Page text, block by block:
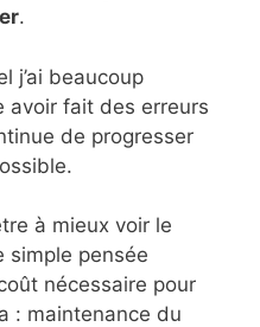
.
j’ai beaucoup
avoir fait des erreurs
de progresser
à mieux voir le
simple pensée
nécessaire pour
: maintenance du